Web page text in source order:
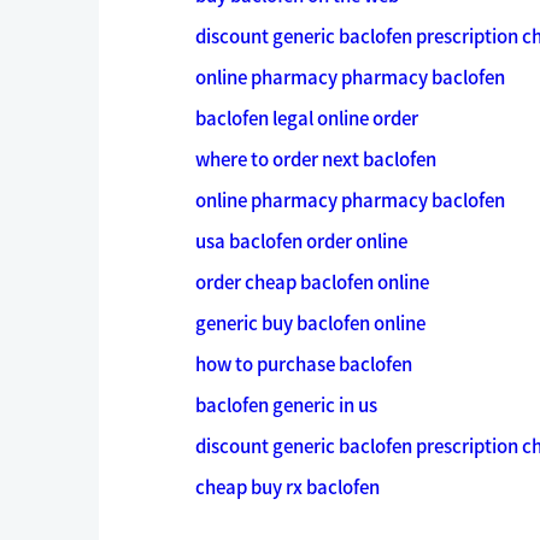
discount generic baclofen prescription
online pharmacy pharmacy baclofen
baclofen legal online order
where to order next baclofen
online pharmacy pharmacy baclofen
usa baclofen order online
order cheap baclofen online
generic buy baclofen online
how to purchase baclofen
baclofen generic in us
discount generic baclofen prescription
cheap buy rx baclofen